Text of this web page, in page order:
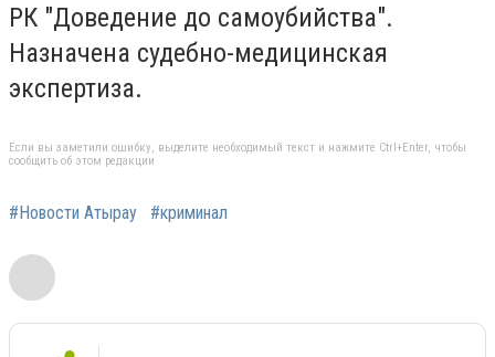
РК "Доведение до самоубийства".
Назначена судебно-медицинская
экспертиза.
Если вы заметили ошибку, выделите необходимый текст и нажмите Ctrl+Enter, чтобы
сообщить об этом редакции
#Новости Атырау #криминал